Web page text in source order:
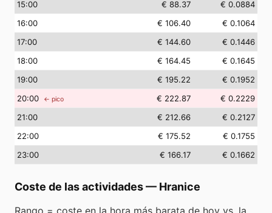
15:00 € 88.37
€ 0.0884
16:00 € 106.40
€ 0.1064
17:00 € 144.60
€ 0.1446
18:00 € 164.45
€ 0.1645
19:00 € 195.22
€ 0.1952
20:00 ← pico € 222.87
€ 0.2229
21:00 € 212.66
€ 0.2127
22:00 € 175.52
€ 0.1755
23:00 € 166.17 € 0.1662
Coste de las actividades— Hranice
Rango = coste en la hora más barata de hoy vs. la